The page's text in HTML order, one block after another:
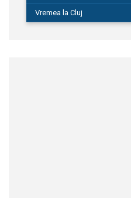
Vremea la Cluj